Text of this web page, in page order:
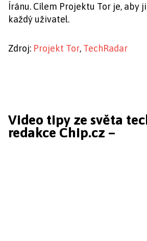
Íránu. Cílem Projektu Tor je, aby
každý uživatel.
Zdroj: Projekt Tor, TechRadar
Video tipy ze světa
redakce Chip.cz –